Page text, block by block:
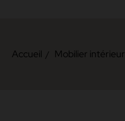
Accueil Mobilier intérieur